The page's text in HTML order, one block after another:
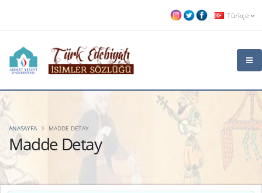
Türkçe
Madde Detay
ANASAYFA MADDE DETAY